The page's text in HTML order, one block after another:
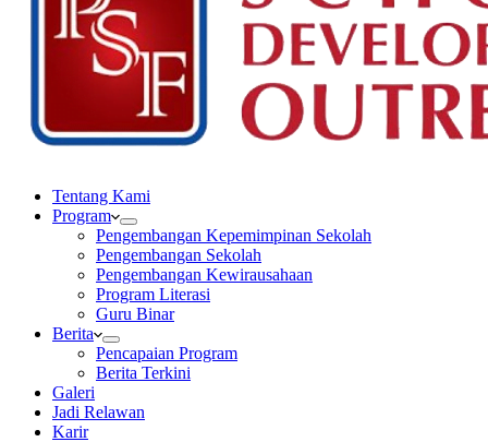
Tentang Kami
Program
Pengembangan Kepemimpinan Sekolah
Pengembangan Sekolah
Pengembangan Kewirausahaan
Program Literasi
Guru Binar
Berita
Pencapaian Program
Berita Terkini
Galeri
Jadi Relawan
Karir